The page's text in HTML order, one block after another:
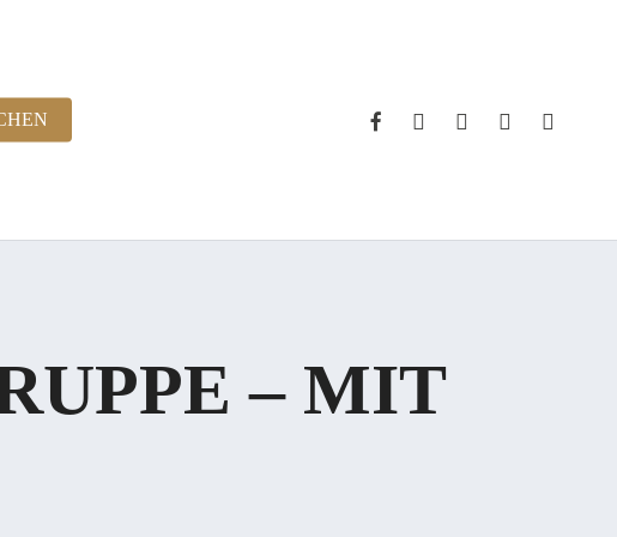
FACEBOOK
INSTAGRAM
WHATSAPP
PHONEEMAIL
– MIT